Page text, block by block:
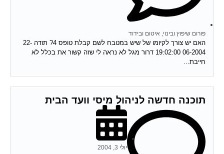
פורום שיפוץ ובינוי, איטום ובידוד
האם יש צורך לקיומו של שיש במטבח לשם קבלת טופס 4? תודה 22-
06-2004 19:02:00 דרור מגל לא נראה לי שזה קשור את בכלל לא
חייבת...
תוכנה חדשה לניהול מיסי וועד הבית
יולי 3, 2004